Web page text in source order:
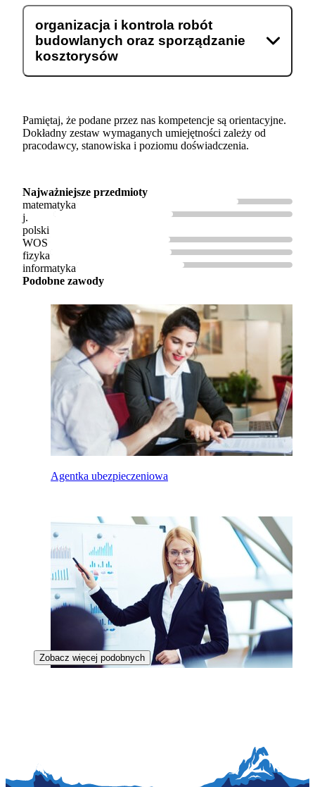
organizacja i kontrola robót
budowlanych oraz sporządzanie
kosztorysów
Pamiętaj, że podane przez nas kompetencje są orientacyjne.
Dokładny zestaw wymaganych umiejętności zależy od
pracodawcy, stanowiska i poziomu doświadczenia.
Najważniejsze przedmioty
matematyka
j.
polski
WOS
fizyka
informatyka
Podobne zawody
Agentka ubezpieczeniowa
Zobacz więcej podobnych